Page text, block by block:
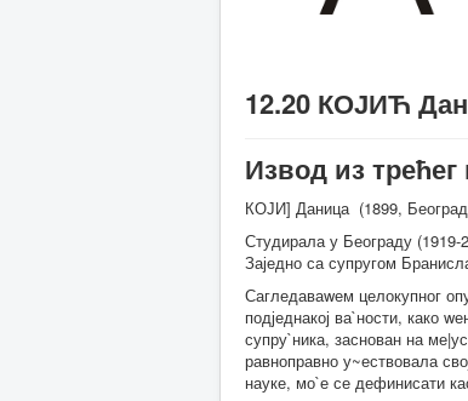
12.20 КОЈИЋ
Извод из
КОЈИ] Даница (1899,
Студирала у Београду (1919-
Заједно са супругом
Сагледаваwем целокупног
подједнакој ва`ности, како
супру`ника, заснован на
равноправно у~ествовала
науке, мо`е се дефинисати